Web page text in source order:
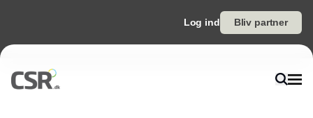
Log ind Bliv partner